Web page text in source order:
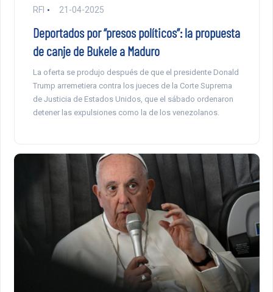
RFI 21-04-2025
Deportados por “presos políticos”: la propuesta
de canje de Bukele a Maduro
La oferta se produjo después de que el presidente Donald
Trump arremetiera contra los jueces de la Corte Suprema
de Justicia de Estados Unidos, que el sábado ordenaron
detener las expulsiones como la de los venezolanos.